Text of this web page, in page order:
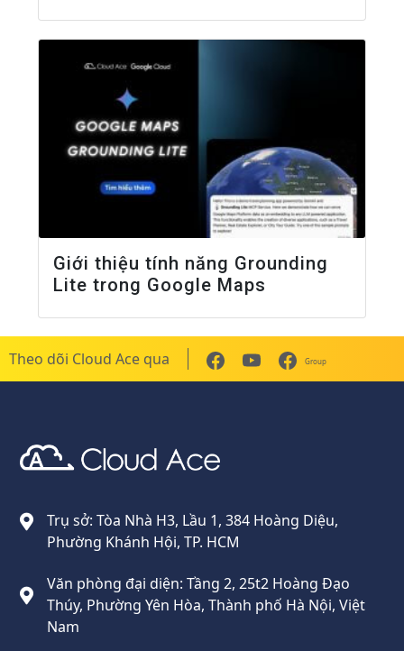
Giới thiệu tính năng Grounding
Lite trong Google Maps
Theo dõi Cloud Ace qua Group
Trụ sở: Tòa Nhà H3, Lầu 1, 384 Hoàng Diệu,
Phường Khánh Hội, TP. HCM
Văn phòng đại diện: Tầng 2, 25t2 Hoàng Đạo
Thúy, Phường Yên Hòa, Thành phố Hà Nội, Việt
Nam